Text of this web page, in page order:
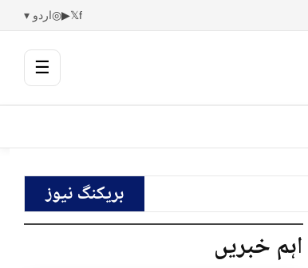
f
𝕏
▶
◎اردو ▾
☰
بریکنگ نیوز
اہم خبریں